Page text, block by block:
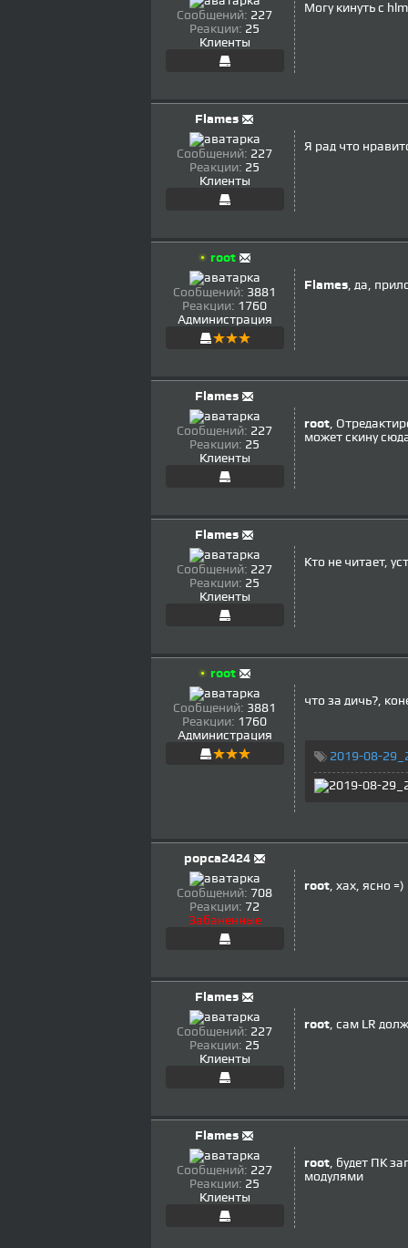
Сообщений: 227
Реакции: 25
Клиенты
Могу кинуть с
Flames
Сообщений: 227
Реакции: 25
Клиенты
Я рад что
root
Сообщений: 3881
Реакции: 1760
Администрация
Flames, да,
Flames
Сообщений: 227
Реакции: 25
Клиенты
root,
может скину
Flames
Сообщений: 227
Реакции: 25
Клиенты
Кто не читает,
root
Сообщений: 3881
Реакции: 1760
Администрация
что за дичь?,
2019-08-
popca2424
Сообщений: 708
Реакции: 72
Забаненные
root, хах, ясно =)
Flames
Сообщений: 227
Реакции: 25
Клиенты
root, сам LR
Flames
Сообщений: 227
Реакции: 25
Клиенты
root, будет ПК
модулями